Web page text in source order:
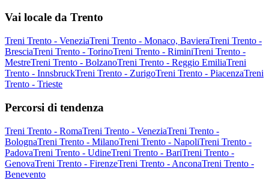
Vai locale da Trento
Treni Trento - VeneziaTreni Trento - Monaco, BavieraTreni Trento -
BresciaTreni Trento - TorinoTreni Trento - RiminiTreni Trento -
MestreTreni Trento - BolzanoTreni Trento - Reggio EmiliaTreni
Trento - InnsbruckTreni Trento - ZurigoTreni Trento - PiacenzaTreni
Trento - Trieste
Percorsi di tendenza
Treni Trento - RomaTreni Trento - VeneziaTreni Trento -
BolognaTreni Trento - MilanoTreni Trento - NapoliTreni Trento -
PadovaTreni Trento - UdineTreni Trento - BariTreni Trento -
GenovaTreni Trento - FirenzeTreni Trento - AnconaTreni Trento -
Benevento